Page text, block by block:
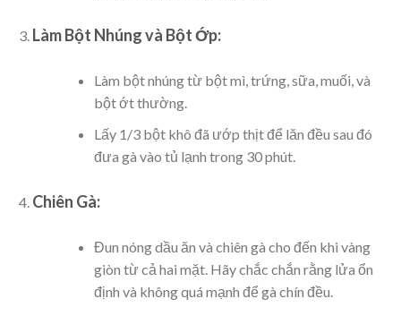
Làm Bột Nhúng và Bột Ớp:
Làm bột nhúng từ bột mì, trứng, sữa, muối, và
bột ớt thường.
Lấy 1/3 bột khô đã ướp thịt để lăn đều sau đó
đưa gà vào tủ lạnh trong 30 phút.
Chiên Gà:
Đun nóng dầu ăn và chiên gà cho đến khi vàng
giòn từ cả hai mặt. Hãy chắc chắn rằng lửa ổn
định và không quá mạnh để gà chín đều.